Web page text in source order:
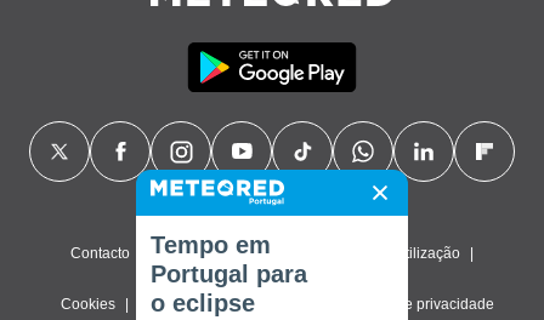
Contacto Sobre nós FAQ Termos de utilização
Cookies Política de privacidade Definições de privacidade
Tempo em
Portugal para
o eclipse